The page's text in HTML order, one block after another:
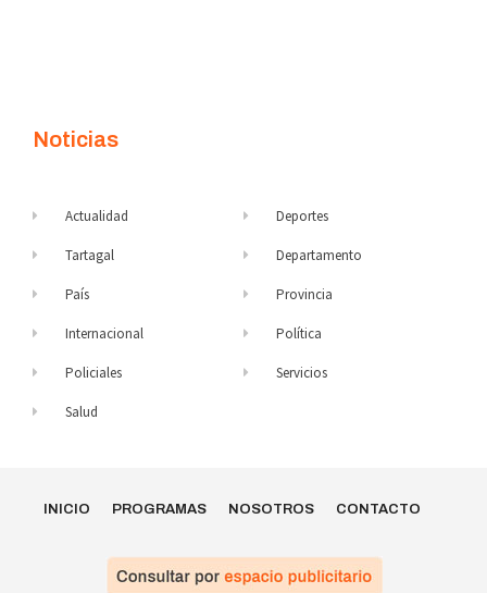
Noticias
Actualidad
Tartagal
País
Internacional
Policiales
Salud
Deportes
Departamento
Provincia
Política
Servicios
INICIO PROGRAMAS NOSOTROS CONTACTO